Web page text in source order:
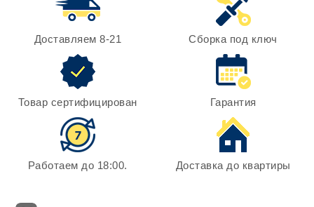
Доставляем 8-21 Сборка под ключ
Товар сертифицирован Гарантия
Работаем до 18:00. Доставка до квартиры